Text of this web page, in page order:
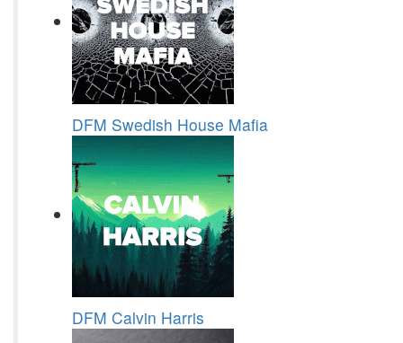
DFM Swedish House Mafia
DFM Calvin Harris